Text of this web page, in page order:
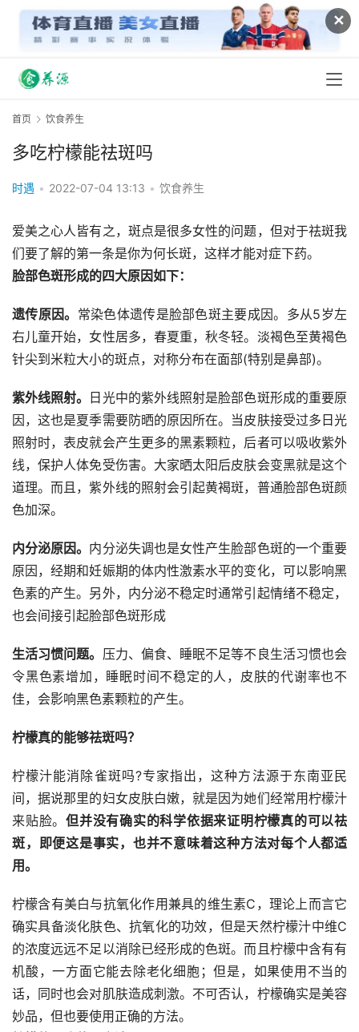
✕
首页 饮食养生
多吃柠檬能祛斑吗
时遇 • 2022-07-04 13:13 • 饮食养生
爱美之心人皆有之，斑点是很多女性的问题，但对于祛斑我
们要了解的第一条是你为何长斑，这样才能对症下药。
脸部色斑形成的四大原因如下：
遗传原因。 常染色体遗传是脸部色斑主要成因。多从5岁左
右儿童开始，女性居多，春夏重，秋冬轻。淡褐色至黄褐色
针尖到米粒大小的斑点，对称分布在面部(特别是鼻部)。
紫外线照射。 日光中的紫外线照射是脸部色斑形成的重要原
因，这也是夏季需要防晒的原因所在。当皮肤接受过多日光
照射时，表皮就会产生更多的黑素颗粒，后者可以吸收紫外
线，保护人体免受伤害。大家晒太阳后皮肤会变黑就是这个
道理。而且，紫外线的照射会引起黄褐斑，普通脸部色斑颜
色加深。
内分泌原因。 内分泌失调也是女性产生脸部色斑的一个重要
原因，经期和妊娠期的体内性激素水平的变化，可以影响黑
色素的产生。另外，内分泌不稳定时通常引起情绪不稳定，
也会间接引起脸部色斑形成
生活习惯问题。 压力、偏食、睡眠不足等不良生活习惯也会
令黑色素增加，睡眠时间不稳定的人，皮肤的代谢率也不
佳，会影响黑色素颗粒的产生。
柠檬真的能够祛斑吗？
柠檬汁能消除雀斑吗?专家指出，这种方法源于东南亚民
间，据说那里的妇女皮肤白嫩，就是因为她们经常用柠檬汁
来贴脸。 但并没有确实的科学依据来证明柠檬真的可以祛
斑，即便这是事实，也并不意味着这种方法对每个人都适
用。
柠檬含有美白与抗氧化作用兼具的维生素C，理论上而言它
确实具备淡化肤色、抗氧化的功效，但是天然柠檬汁中维C
的浓度远远不足以消除已经形成的色斑。而且柠檬中含有有
机酸，一方面它能去除老化细胞；但是，如果使用不当的
话，同时也会对肌肤造成刺激。不可否认，柠檬确实是美容
妙品，但也要使用正确的方法。